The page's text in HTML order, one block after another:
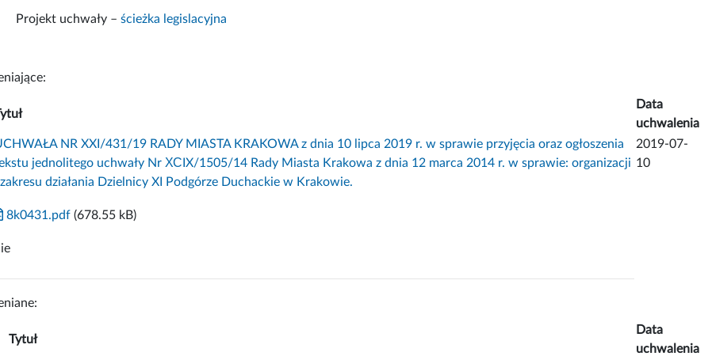
Projekt uchwały – ścieżka legislacyjna
Data
uchwalenia
NR XXI/431/19 RADY MIASTA KRAKOWA z dnia 10 lipca 2019 r. w sprawie przyjęcia oraz ogłoszenia
jednolitego uchwały Nr ХСIX/1505/14 Rady Miasta Krakowa z dnia 12 marca 2014 r. w sprawie: organizacji
działania Dzielnicy XI Podgórze Duchackie w Krakowie.
2019-07-
10
8k0431.pdf (678.55 kB)
Tytuł
Data
uchwalenia